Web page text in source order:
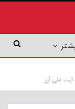
ثبت ملی آن